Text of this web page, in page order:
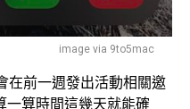
image via 9to5mac
在前一週發出活動相關邀
一算時間這幾天就能確